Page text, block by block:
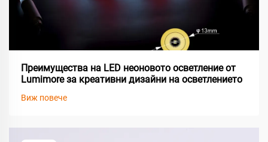
Преимущества на LED неоновото осветление от
Lumimore за креативни дизайни на осветлението
Виж повече